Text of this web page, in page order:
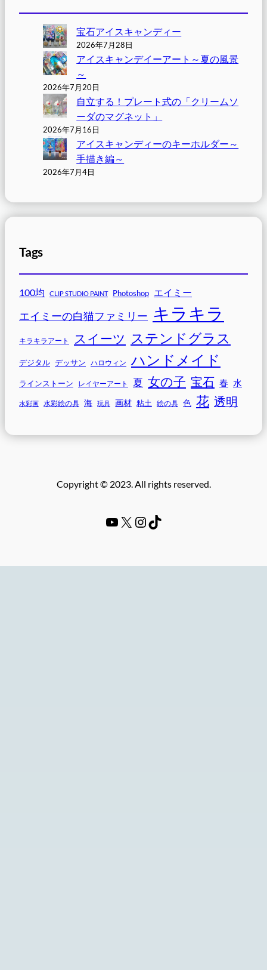
宝石アイスキャンディー
2026年7月28日
アイスキャンデイーアート～夏の風景
～
2026年7月20日
自立する！プレート式の「クリームソ
ーダのマグネット」
2026年7月16日
アイスキャンディーのキーホルダー～
手描き編～
2026年7月4日
Tags
100均 CLIP STUDIO PAINT Photoshop エイミー
エイミーの白猫ファミリー キラキラ
キラキラアート スイーツ ステンドグラス
デジタル デッサン ハロウィン ハンドメイド
ラインストーン レイヤーアート 夏 女の子 宝石 春 水
水彩画 水彩絵の具 海 玩具 画材 粘土 絵の具 色 花 透明
Copyright © 2023. All rights reserved.
YouTube # Instagram TikTok